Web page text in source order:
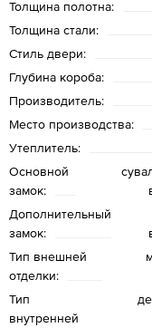
Толщина полотна:
Толщина стали:
Стиль двери:
Глубина короба:
Производитель:
Место производства:
Утеплитель:
Основной
замок:
Дополнительный
замок:
Тип внешней
отделки:
Тип
внутренней